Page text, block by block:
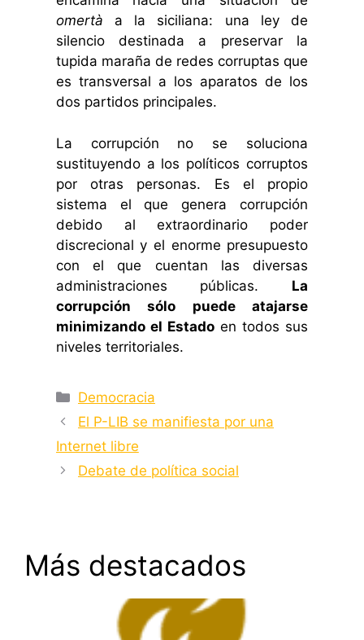
omertà a la siciliana: una ley de
silencio destinada a preservar la
tupida maraña de redes corruptas que
es transversal a los aparatos de los
dos partidos principales.
La corrupción no se soluciona
sustituyendo a los políticos corruptos
por otras personas. Es el propio
sistema el que genera corrupción
debido al extraordinario poder
discrecional y el enorme presupuesto
con el que cuentan las diversas
administraciones públicas. La
corrupción sólo puede atajarse
minimizando el Estadoen todos sus
niveles territoriales.
Categorías
Democracia
El P-LIB se manifiesta por una
Internet libre
Debate de política social
Más destacados